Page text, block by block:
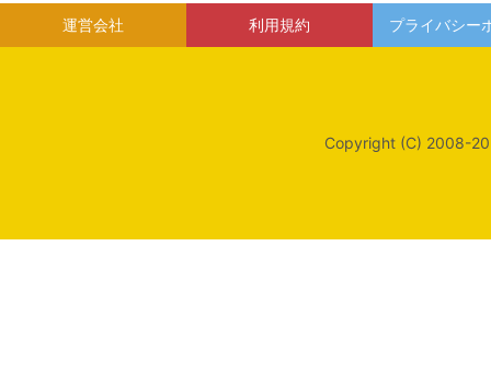
運営会社 利用規約 プライバシー
Copyright (C) 2008-